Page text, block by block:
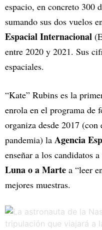
espacio, en concreto 300
sumando sus dos vuelos
Espacial Internacional
entre 2020 y 2021. Sus
espaciales.
“Kate” Rubins es la
enrola en el programa de
organiza desde 2017
pandemia) la Agencia
enseñar a los candidatos
Luna o a Marte a “leer
mejores muestras.